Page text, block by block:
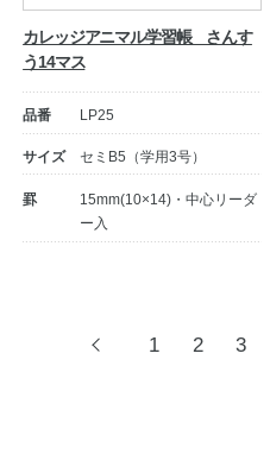
カレッジアニマル学習帳 さんす
う14マス
品番 LP25
サイズ セミB5（学用3号）
罫
15mm(10×14)・中心リーダ
ー入
前
1 2 3